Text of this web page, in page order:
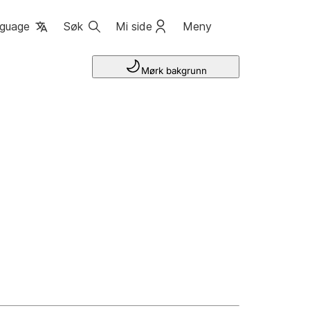
Søk Mi side Meny
Mørk bakgrunn